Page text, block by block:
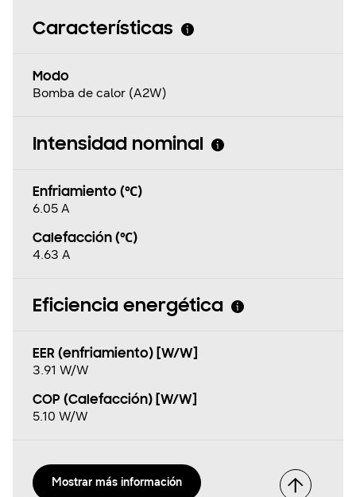
Características
Modo
Bomba de calor (A2W)
Intensidad nominal
Enfriamiento (℃)
6.05 A
Calefacción (℃)
4.63 A
Eficiencia energética
EER (enfriamiento) [W/W]
3.91 W/W
COP (Calefacción) [W/W]
5.10 W/W
Mostrar más información